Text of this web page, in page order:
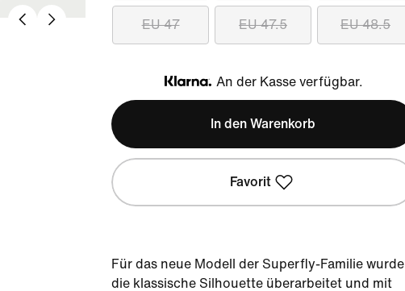
EU 47 EU 47.5 EU 48.5
Klarna
An der Kasse verfügbar.
In den Warenkorb
Favorit
Für das neue Modell der Superfly-Familie wurde
die klassische Silhouette überarbeitet und mit